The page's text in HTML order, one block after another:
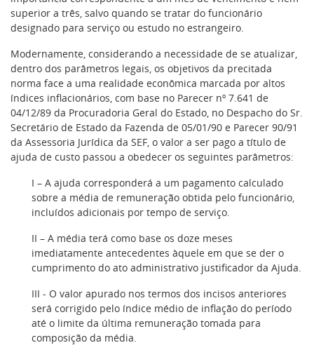
superior a três, salvo quando se tratar do funcionário
designado para serviço ou estudo no estrangeiro.
Modernamente, considerando a necessidade de se atualizar,
dentro dos parâmetros legais, os objetivos da precitada
norma face a uma realidade econômica marcada por altos
índices inflacionários, com base no Parecer nº 7.641 de
04/12/89 da Procuradoria Geral do Estado, no Despacho do Sr.
Secretário de Estado da Fazenda de 05/01/90 e Parecer 90/91
da Assessoria Jurídica da SEF, o valor a ser pago a título de
ajuda de custo passou a obedecer os seguintes parâmetros:
I – A ajuda corresponderá a um pagamento calculado
sobre a média de remuneração obtida pelo funcionário,
incluídos adicionais por tempo de serviço.
II – A média terá como base os doze meses
imediatamente antecedentes àquele em que se der o
cumprimento do ato administrativo justificador da Ajuda.
III - O valor apurado nos termos dos incisos anteriores
será corrigido pelo índice médio de inflação do período
até o limite da última remuneração tomada para
composição da média.